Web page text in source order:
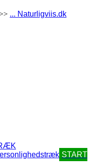
... Naturligviis.dk
START